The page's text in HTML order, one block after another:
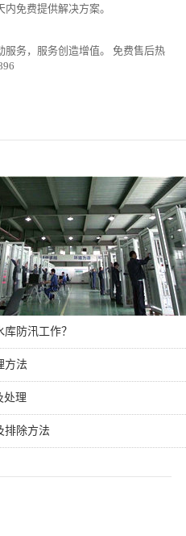
内免费提供解决方案。
服务，服务创造增值。 免费售后热
防汛工作？
方法
处理
排除方法